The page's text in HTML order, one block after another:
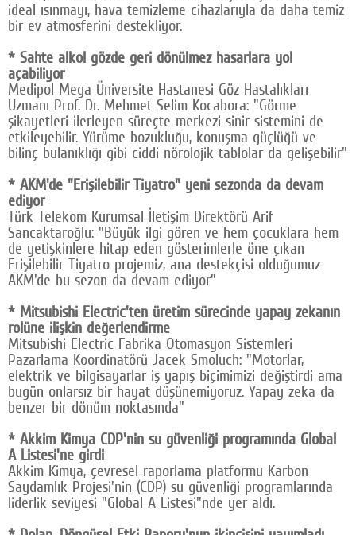
ideal ısınmayı, hava temizleme cihazlarıyla da daha temiz
bir ev atmosferini destekliyor.
* Sahte alkol gözde geri dönülmez hasarlara yol
açabiliyor
Medipol Mega Üniversite Hastanesi Göz Hastalıkları
Uzmanı Prof. Dr. Mehmet Selim Kocabora: "Görme
şikayetleri ilerleyen süreçte merkezi sinir sistemini de
etkileyebilir. Yürüme bozukluğu, konuşma güçlüğü ve
bilinç bulanıklığı gibi ciddi nörolojik tablolar da gelişebilir"
* AKM'de "Erişilebilir Tiyatro" yeni sezonda da devam
ediyor
Türk Telekom Kurumsal İletişim Direktörü Arif
Sancaktaroğlu: "Büyük ilgi gören ve hem ‎çocuklara hem
de yetişkinlere hitap eden gösterimlerle öne çıkan
Erişilebilir Tiyatro projemiz, ana ‎destekçisi olduğumuz
AKM'de bu sezon da devam ediyor"
* Mitsubishi Electric'ten üretim sürecinde yapay zekanın
rolüne ilişkin değerlendirme
Mitsubishi Electric Fabrika Otomasyon Sistemleri
Pazarlama Koordinatörü Jacek Smoluch: "Motorlar,
elektrik ve bilgisayarlar iş yapış biçimimizi değiştirdi ama
bugün onlarsız bir hayat düşünemiyoruz. Yapay zeka da
benzer bir dönüm noktasında"
* Akkim Kimya CDP'nin su güvenliği programında Global
A Listesi'ne girdi
Akkim Kimya, çevresel raporlama platformu Karbon
Saydamlık Projesi'nin (CDP) su güvenliği programlarında
liderlik seviyesi "Global A Listesi"nde yer aldı.